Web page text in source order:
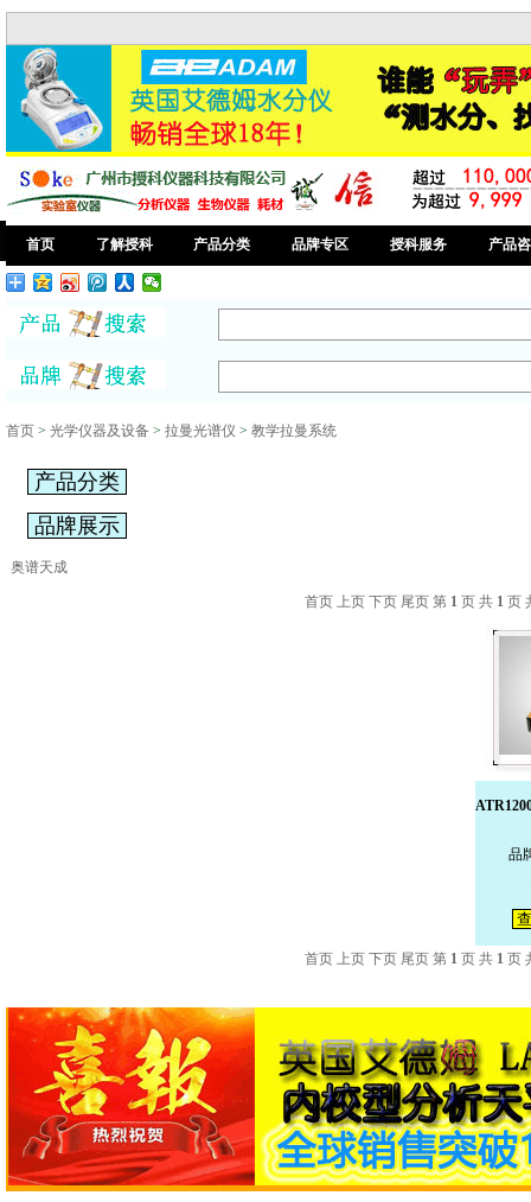
首页 了解授科 产品分类 品牌专区 授科服务 产品
首页> 光学仪器及设备 > 拉曼光谱仪 > 教学拉曼系统
产品分类
品牌展示
奥谱天成
首页 上页 下页 尾页 第 1 页 共 1 页
品
首页 上页 下页 尾页 第 1 页 共 1 页